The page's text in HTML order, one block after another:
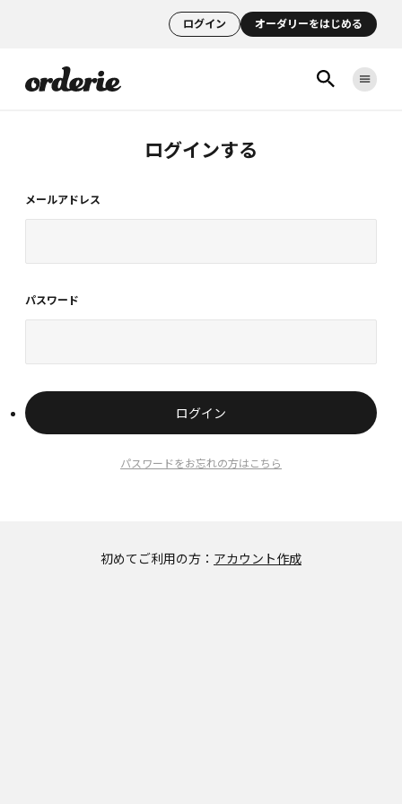
ログイン オーダリーをはじめる
ログインする
メールアドレス
パスワード
ログイン
パスワードをお忘れの方はこちら
初めてご利用の方： アカウント作成